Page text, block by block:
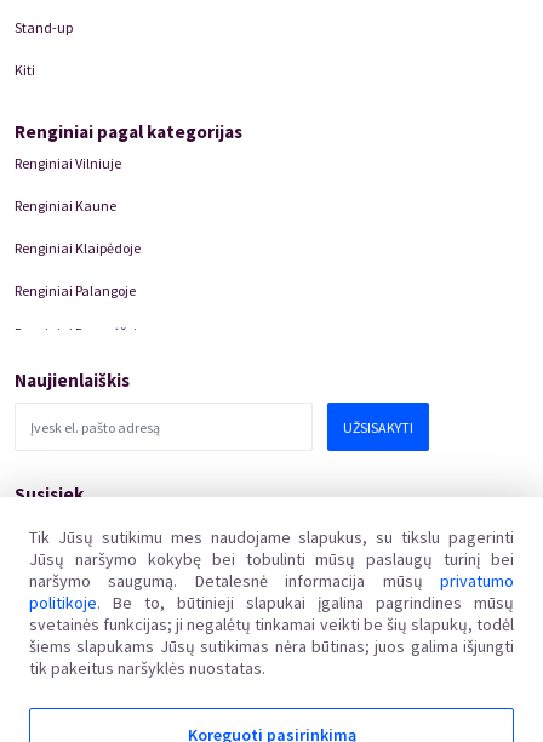
Tik Jūsų sutikimu mes naudojame slapukus, su tikslu pagerinti
Jūsų naršymo kokybę bei tobulinti mūsų paslaugų turinį bei
naršymo saugumą. Detalesnė informacija mūsų privatumo
politikoje. Be to, būtinieji slapukai įgalina pagrindines mūsų
svetainės funkcijas; ji negalėtų tinkamai veikti be šių slapukų, todėl
šiems slapukams Jūsų sutikimas nėra būtinas; juos galima išjungti
tik pakeitus naršyklės nuostatas.
Koreguoti pasirinkimą
Stand-up
Kiti
Renginiai pagal kategorijas
Renginiai Vilniuje
Renginiai Kaune
Renginiai Klaipėdoje
Renginiai Palangoje
Renginiai Panevėžyje
Domino Teatro Spektakliai
Naujienlaiškis
UŽSISAKYTI
Susisiek
Adresas:Žalgirio g.135, LT-08217 Vilnius
Įmonės kodas:304769369
PVM mokėtojo kodas :LT100011648218